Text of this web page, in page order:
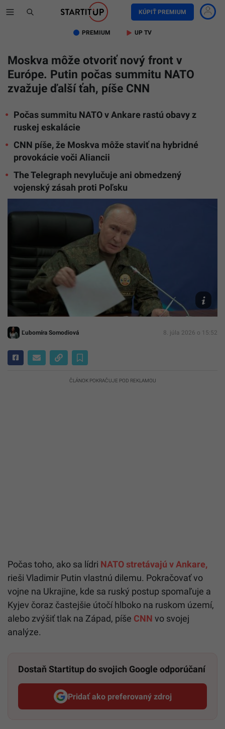
KÚPIŤ PREMIUM
PREMIUM UP TV
Moskva môže otvoriť nový front v
Európe. Putin počas summitu NATO
zvažuje ďalší ťah, píše CNN
Počas summitu NATO v Ankare rastú obavy z
ruskej eskalácie
CNN píše, že Moskva môže staviť na hybridné
provokácie voči Aliancii
The Telegraph nevylučuje ani obmedzený
vojenský zásah proti Poľsku
Putin
TASR/AP
Ľubomíra Somodiová 8. júla 2026 o 15:52
ČLÁNOK POKRAČUJE POD REKLAMOU
Počas toho, ako sa lídri NATO stretávajú v Ankare,
rieši Vladimir Putin vlastnú dilemu. Pokračovať vo
vojne na Ukrajine, kde sa ruský postup spomaľuje a
Kyjev čoraz častejšie útočí hlboko na ruskom území,
alebo zvýšiť tlak na Západ, píše CNN vo svojej
analýze.
Dostaň Startitup do svojich Google odporúčaní
Pridať ako preferovaný zdroj
Startitup, odkaz sa otvorí v